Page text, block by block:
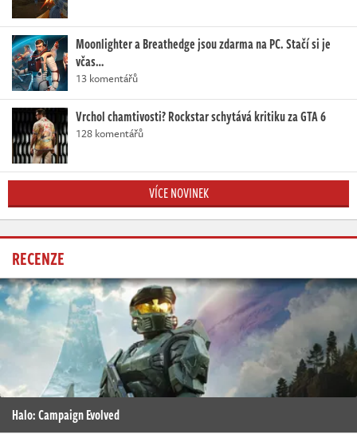
Moonlighter a Breathedge jsou zdarma na PC. Stačí si je
včas…
13 komentářů
Vrchol chamtivosti? Rockstar schytává kritiku za GTA 6
128 komentářů
VÍCE NOVINEK
RECENZE
Halo: Campaign Evolved